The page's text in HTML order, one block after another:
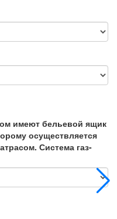
имеют бельевой ящик
осуществляется
Система газ-